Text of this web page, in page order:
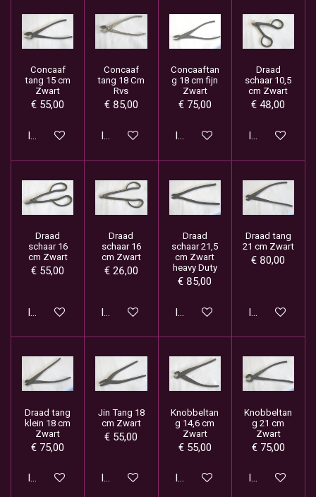
Concaaf
tang 15 cm
Zwart
€ 55,00
In winkelwagen
Concaaf
tang 18 Cm
Rvs
€ 85,00
In winkelwagen
Concaaftan
g 18 cm fijn
Zwart
€ 75,00
In winkelwagen
Draad
schaar 10,5
cm Zwart
€ 48,00
In
Draad
schaar 16
cm Zwart
€ 55,00
In winkelwagen
Draad
schaar 16
cm Zwart
€ 26,00
In winkelwagen
Draad
schaar 21,5
cm Zwart
heavy Duty
€ 85,00
In winkelwagen
Draad tang
21 cm Zwart
€ 80,00
In
Draad tang
klein 18 cm
Zwart
€ 75,00
In winkelwagen
Jin Tang 18
cm Zwart
€ 55,00
In winkelwagen
Knobbeltan
g 14,6 cm
Zwart
€ 55,00
In winkelwagen
Knobbeltan
g 21 cm
Zwart
€ 75,00
In